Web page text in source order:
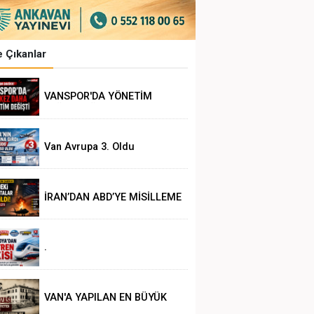
Çıkanlar
VANSPOR'DA YÖNETİM
Van Avrupa 3. Oldu
İRAN’DAN ABD’YE MİSİLLEME
.
VAN'A YAPILAN EN BÜYÜK